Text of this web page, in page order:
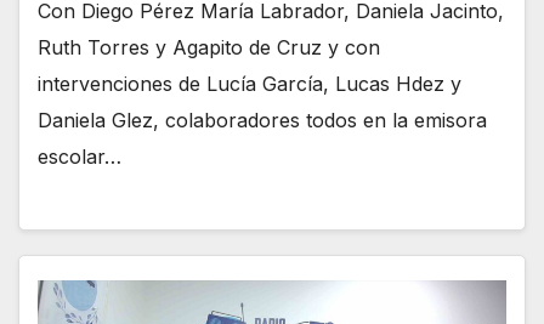
Con Diego Pérez María Labrador, Daniela Jacinto,
Ruth Torres y Agapito de Cruz y con
intervenciones de Lucía García, Lucas Hdez y
Daniela Glez, colaboradores todos en la emisora
escolar…